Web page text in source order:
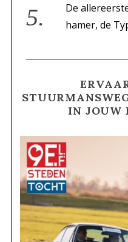
De
hamer, de
IN JOUW
o